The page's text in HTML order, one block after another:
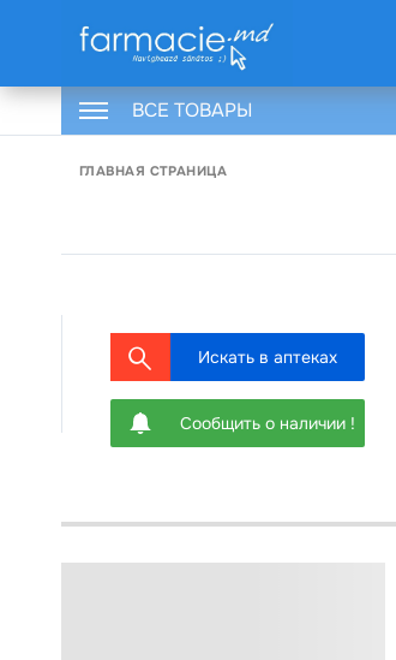
ВСЕ ТОВАРЫ
ГЛАВНАЯ СТРАНИЦА
Искать в аптеках
Сообщить о наличии !